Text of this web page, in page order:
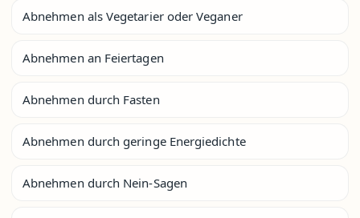
Abnehmen als Vegetarier oder Veganer
Abnehmen an Feiertagen
Abnehmen durch Fasten
Abnehmen durch geringe Energiedichte
Abnehmen durch Nein-Sagen